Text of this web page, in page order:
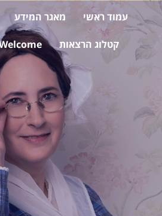
עמוד ראשי מאגר המידע
קטלוג הרצאות